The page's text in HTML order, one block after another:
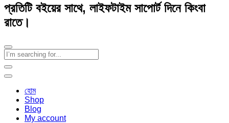
প্রতিটি বইয়ের সাথে, লাইফটাইম সাপোর্ট দিনে কিংবা
রাতে।
হোম
Shop
Blog
My account